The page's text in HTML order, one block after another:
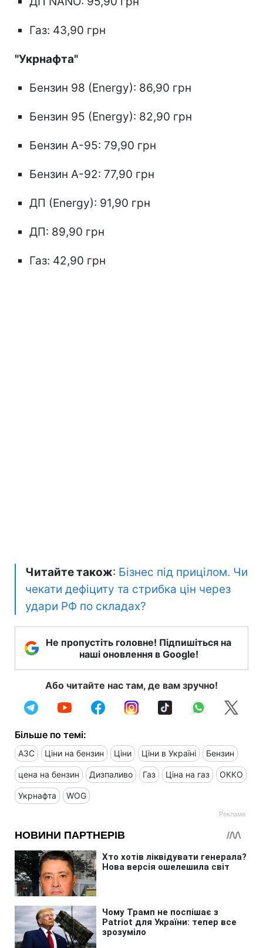
Газ: 43,90 грн
"Укрнафта"
Бензин 98 (Energy): 86,90 грн
Бензин 95 (Energy): 82,90 грн
Бензин А-95: 79,90 грн
Бензин А-92: 77,90 грн
ДП (Energy): 91,90 грн
ДП: 89,90 грн
Газ: 42,90 грн
Читайте також: Бізнес під прицілом. Чи
чекати дефіциту та стрибка цін через
удари РФ по складах?
Не пропустіть головне! Підпишіться на
наші оновлення в Google!
Або читайте нас там, де вам зручно!
Більше по темі:
АЗС Ціни на бензин Ціни Ціни в Україні Бензин
цена на бензин Дизпаливо Газ Ціна на газ ОККО
Укрнафта WOG